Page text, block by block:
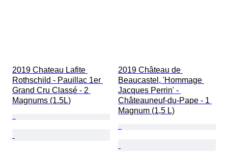
2019 Chateau Lafite
Rothschild - Pauillac 1er
Grand Cru Classé - 2
Magnums (1.5L)
2019 Château de
Beaucastel, 'Hommage
Jacques Perrin' -
Châteauneuf-du-Pape - 1
Magnum (1,5 L)